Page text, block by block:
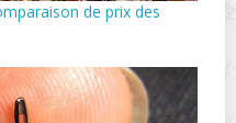
de prix des